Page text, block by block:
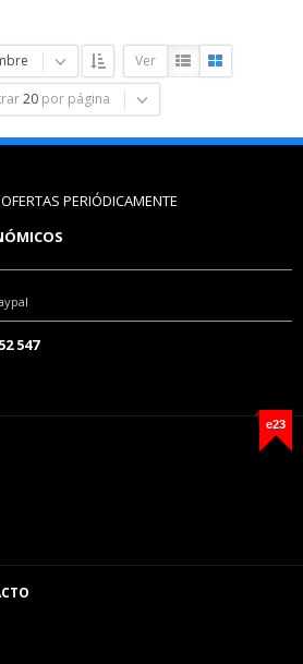
Ver
20 por página
PERIÓDICAMENTE
547
e23